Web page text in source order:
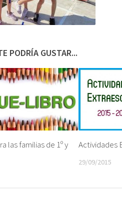
PODRÍA GUSTAR...
las familias de 1º y
Actividades
29/09/2015